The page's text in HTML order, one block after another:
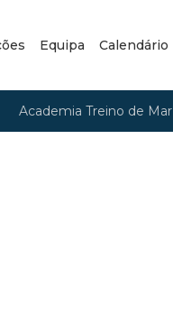
Equipa Calendário
Academia Treino de Mar